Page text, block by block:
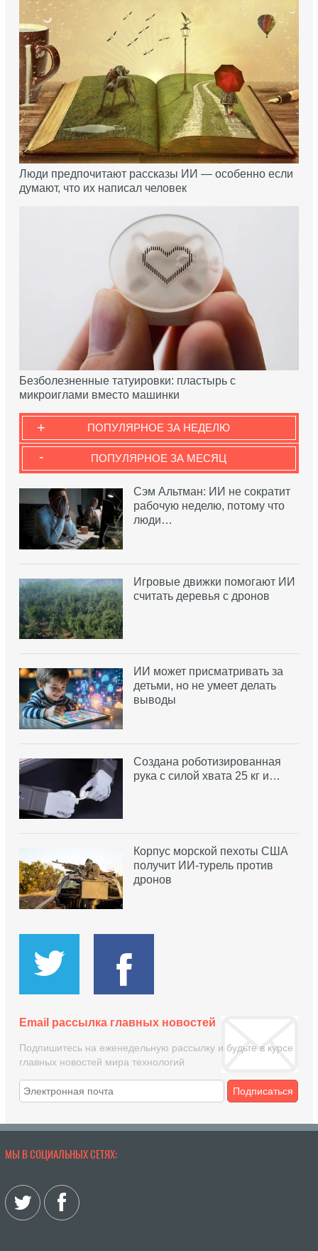
Люди предпочитают рассказы ИИ — особенно если
думают, что их написал человек
Безболезненные татуировки: пластырь с
микроиглами вместо машинки
ПОПУЛЯРНОЕ ЗА НЕДЕЛЮ
+
ПОПУЛЯРНОЕ ЗА МЕСЯЦ
-
Сэм Альтман: ИИ не сократит
рабочую неделю, потому что
люди…
Игровые движки помогают ИИ
считать деревья с дронов
ИИ может присматривать за
детьми, но не умеет делать
выводы
Создана роботизированная
рука с силой хвата 25 кг и…
Корпус морской пехоты США
получит ИИ-турель против
дронов
Email рассылка главных новостей
Подпишитесь на еженедельную рассылку и будьте в курсе
главных новостей мира технологий
Подписаться
МЫ В СОЦИАЛЬНЫХ СЕТЯХ: